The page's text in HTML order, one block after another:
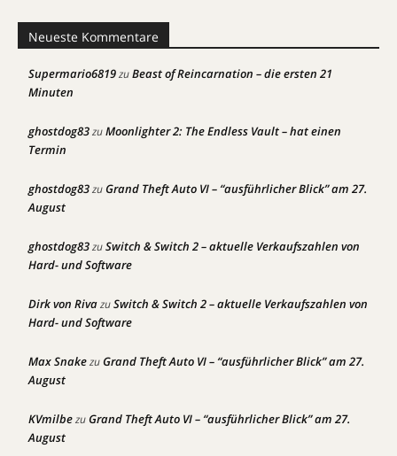
Neueste Kommentare
Supermario6819zuBeast of Reincarnation – die ersten 21
Minuten
ghostdog83zuMoonlighter 2: The Endless Vault – hat einen
Termin
ghostdog83zuGrand Theft Auto VI – “ausführlicher Blick” am 27.
August
ghostdog83zuSwitch & Switch 2 – aktuelle Verkaufszahlen von
Hard- und Software
Dirk von RivazuSwitch & Switch 2 – aktuelle Verkaufszahlen von
Hard- und Software
Max SnakezuGrand Theft Auto VI – “ausführlicher Blick” am 27.
August
KVmilbezuGrand Theft Auto VI – “ausführlicher Blick” am 27.
August